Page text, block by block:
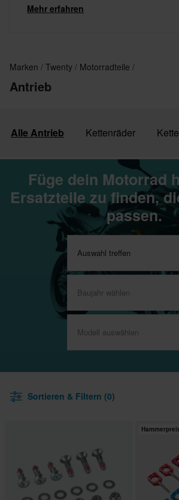
Kettenräder, Lenker, Griffe, Fußrasten,
Mehr erfahren
Marken Twenty Motorradteile
Antrieb
Alle Antrieb Kettenräder
Füge dein Motorrad
Ersatzteile zu finden,
passen.
Auswahl treffen
Baujahr wählen
Modell auswählen
Sortieren & Filtern (0)